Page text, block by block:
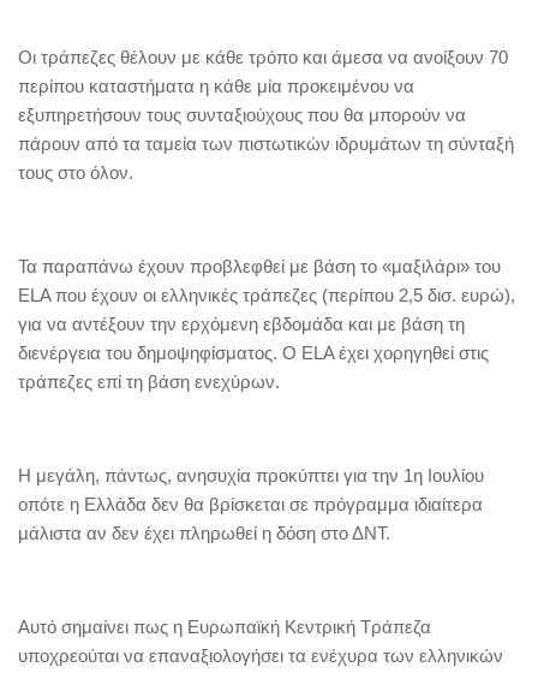
Οι τράπεζες θέλουν με κάθε τρόπο και άμεσα να ανοίξουν 70
περίπου καταστήματα η κάθε μία προκειμένου να
εξυπηρετήσουν τους συνταξιούχους που θα μπορούν να
πάρουν από τα ταμεία των πιστωτικών ιδρυμάτων τη σύνταξή
τους στο όλον.
Τα παραπάνω έχουν προβλεφθεί με βάση το «μαξιλάρι» του
ELA που έχουν οι ελληνικές τράπεζες (περίπου 2,5 δισ. ευρώ),
για να αντέξουν την ερχόμενη εβδομάδα και με βάση τη
διενέργεια του δημοψηφίσματος. Ο ΕLA έχει χορηγηθεί στις
τράπεζες επί τη βάση ενεχύρων.
Η μεγάλη, πάντως, ανησυχία προκύπτει για την 1η Ιουλίου
οπότε η Ελλάδα δεν θα βρίσκεται σε πρόγραμμα ιδιαίτερα
μάλιστα αν δεν έχει πληρωθεί η δόση στο ΔΝΤ.
Αυτό σημαίνει πως η Ευρωπαϊκή Κεντρική Τράπεζα
υποχρεούται να επαναξιολογήσει τα ενέχυρα των ελληνικών